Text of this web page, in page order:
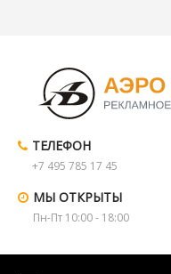
ТЕЛЕФОН
+7 495 785 17 45
МЫ ОТКРЫТЫ
Пн-Пт 10:00 - 18:00